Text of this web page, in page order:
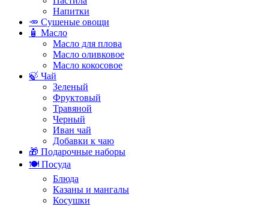
Напитки
🥕 Сушеные овощи
🧴 Масло
Масло для плова
Масло оливковое
Масло кокосовое
🍃 Чай
Зеленый
Фруктовый
Травяной
Черный
Иван чай
Добавки к чаю
🎁 Подарочные наборы
🍽️ Посуда
Блюда
Казаны и мангалы
Косушки